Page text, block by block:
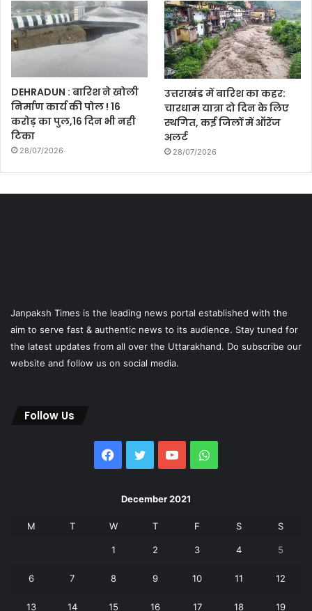
DEHRADUN : बारिश ने खोली
निर्माण कार्य की पोल ! 16
करोड़ का पुल,16 दिन भी नही
टिका
28/07/2026
उत्तराखंड में बारिश का कहर:
चारधाम यात्रा दो दिन के लिए
स्थगित, कई जिलों में ऑरेंज
अलर्ट
28/07/2026
Janpaksh Times is the leading news portal established with the
aim to serve fast & authentic news to its audience. Stay tuned for
the latest updates from all over the Uttarakhand. Do subscribe our
website and follow us on social media.
Follow Us
Facebook
Twitter YouTubeWhatsApp
December 2021
M T W T F S S
1 2 3 4 5
6 7 8 9 10 11 12
13 14 15 16 17 18 19